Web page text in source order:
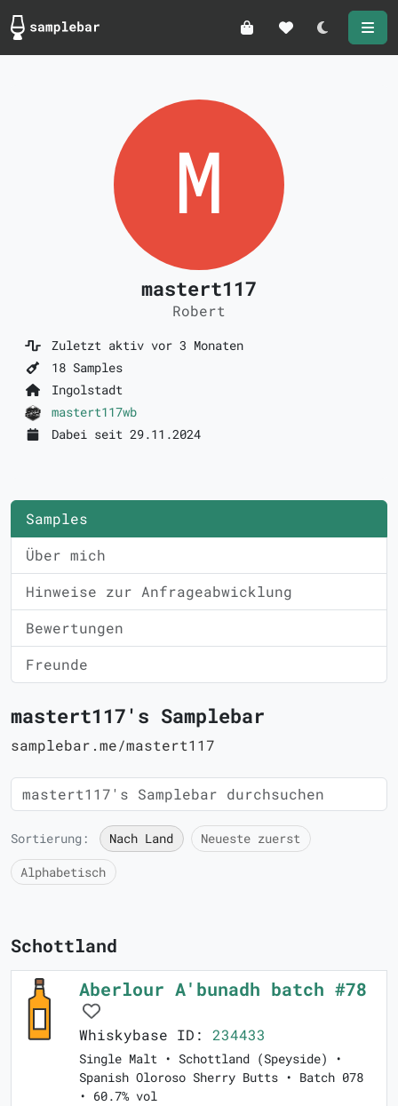
Darkmode
mastert117
Robert
Zuletzt aktiv vor 3 Monaten
18 Samples
Ingolstadt
mastert117wb
Dabei seit 29.11.2024
Samples
Über mich
Hinweise zur Anfrageabwicklung
Bewertungen
Freunde
mastert117's Samplebar
samplebar.me/mastert117
Sortierung: Nach Land
Neueste zuerst
Alphabetisch
Schottland
Aberlour A'bunadh batch #78
Whiskybase ID: 234433
Single Malt • Schottland (Speyside) •
Spanish Oloroso Sherry Butts • Batch 078
• 60.7% vol